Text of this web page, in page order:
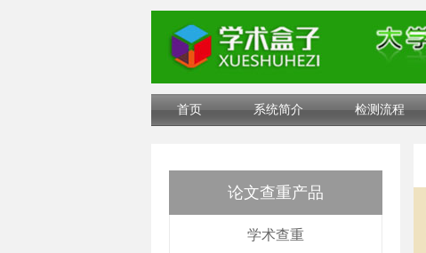
首页 系统简介 检测流程
论文查重产品
学术查重